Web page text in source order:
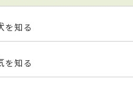
を知る
を知る